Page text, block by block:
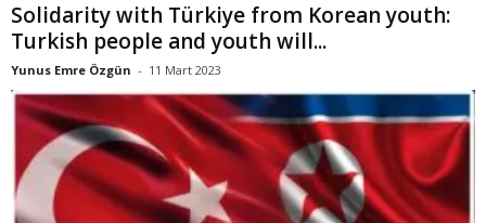
Solidarity with Türkiye from Korean youth:
Turkish people and youth will...
Yunus Emre Özgün - 11 Mart 2023